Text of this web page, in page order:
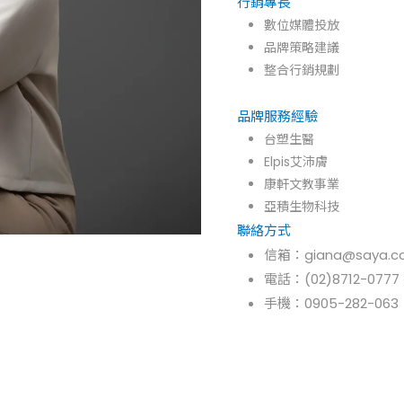
數位媒體投放
品牌策略建議
整合行銷規劃
品牌服務經驗
台塑生醫
Elpis艾沛膚
康軒文教事業
亞積生物科技
聯絡方式
信箱：
電話：(02)8712-
手機： 0905-282-063